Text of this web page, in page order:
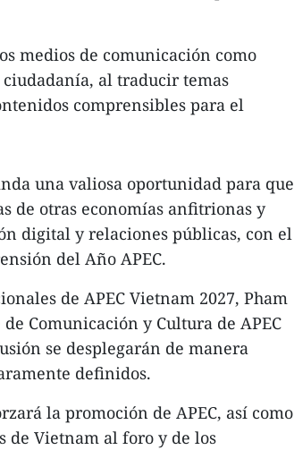
medios de comunicación como
al traducir temas
comprensibles para el
una valiosa oportunidad para que
de otras economías anfitrionas y
digital y relaciones públicas, con el
del Año APEC.
de APEC Vietnam 2027, Pham
Comunicación y Cultura de APEC
se desplegarán de manera
definidos.
la promoción de APEC, así como
de Vietnam al foro y de los